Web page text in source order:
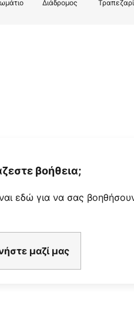
Διάδρομος
βοήθεια;
εδώ για να σας
μαζί μας